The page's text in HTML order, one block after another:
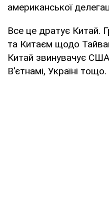
американської
Все це дратує Китай.
та Китаєм щодо
Китай звинувачує США
В'єтнамі, Україні тощо.